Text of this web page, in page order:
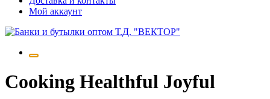
Мой аккаунт
Cooking Healthful Joyful